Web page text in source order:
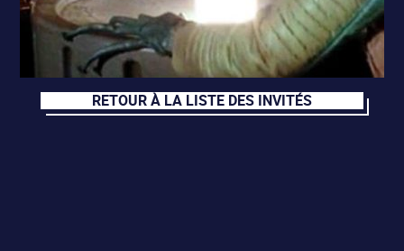
RETOUR À LA LISTE DES INVITÉS